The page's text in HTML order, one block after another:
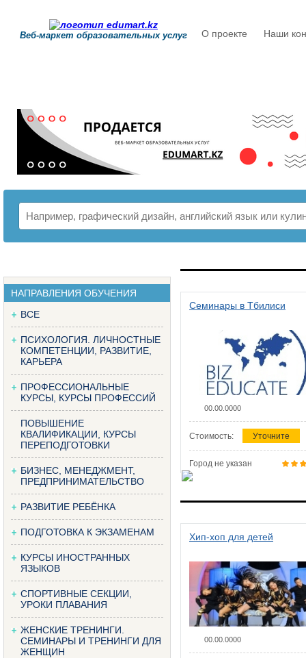
Веб-маркет образовательных услуг О проекте Наши
НАПРАВЛЕНИЯ ОБУЧЕНИЯ
ВСЕ
ПСИХОЛОГИЯ. ЛИЧНОСТНЫЕ
КОМПЕТЕНЦИИ, РАЗВИТИЕ,
КАРЬЕРА
ПРОФЕССИОНАЛЬНЫЕ
КУРСЫ, КУРСЫ ПРОФЕССИЙ
ПОВЫШЕНИЕ
КВАЛИФИКАЦИИ, КУРСЫ
ПЕРЕПОДГОТОВКИ
БИЗНЕС, МЕНЕДЖМЕНТ,
ПРЕДПРИНИМАТЕЛЬСТВО
РАЗВИТИЕ РЕБЁНКА
ПОДГОТОВКА К ЭКЗАМЕНАМ
КУРСЫ ИНОСТРАННЫХ
ЯЗЫКОВ
СПОРТИВНЫЕ СЕКЦИИ,
УРОКИ ПЛАВАНИЯ
ЖЕНСКИЕ ТРЕНИНГИ.
СЕМИНАРЫ И ТРЕНИНГИ ДЛЯ
ЖЕНЩИН
Семинары в Тбилиси
00.00.0000
Стоимость: Уточните
Город не указан
Хип-хоп для детей
00.00.0000